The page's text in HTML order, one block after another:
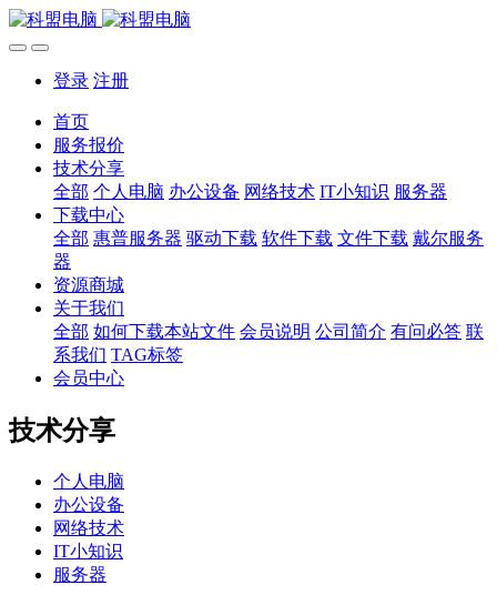
登录 注册
首页
服务报价
技术分享
全部 个人电脑 办公设备 网络技术 IT小知识 服务器
下载中心
全部 惠普服务器 驱动下载 软件下载 文件下载 戴尔服务
器
资源商城
关于我们
全部 如何下载本站文件 会员说明 公司简介 有问必答 联
系我们 TAG标签
会员中心
技术分享
个人电脑
办公设备
网络技术
IT小知识
服务器